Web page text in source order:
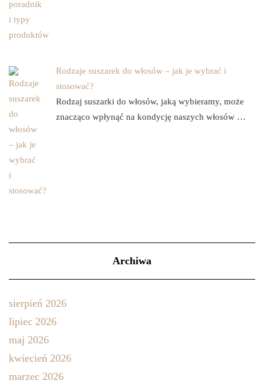
Rodzaje suszarek do włosów – jak je wybrać i
stosować?
Rodzaj suszarki do włosów, jaką wybieramy, może
znacząco wpłynąć na kondycję naszych włosów …
Archiwa
sierpień 2026
lipiec 2026
maj 2026
kwiecień 2026
marzec 2026